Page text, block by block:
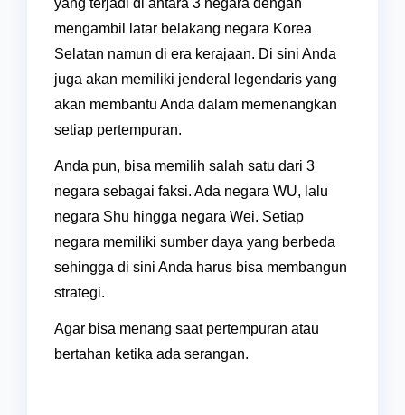
yang terjadi di antara 3 negara dengan
mengambil latar belakang negara Korea
Selatan namun di era kerajaan. Di sini Anda
juga akan memiliki jenderal legendaris yang
akan membantu Anda dalam memenangkan
setiap pertempuran.
Anda pun, bisa memilih salah satu dari 3
negara sebagai faksi. Ada negara WU, lalu
negara Shu hingga negara Wei. Setiap
negara memiliki sumber daya yang berbeda
sehingga di sini Anda harus bisa membangun
strategi.
Agar bisa menang saat pertempuran atau
bertahan ketika ada serangan.